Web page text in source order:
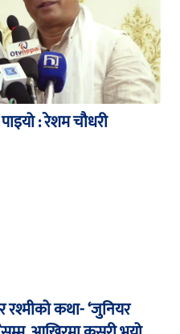
: रेशम चौधरी
रश्मीको कथा- ‘जुनियर